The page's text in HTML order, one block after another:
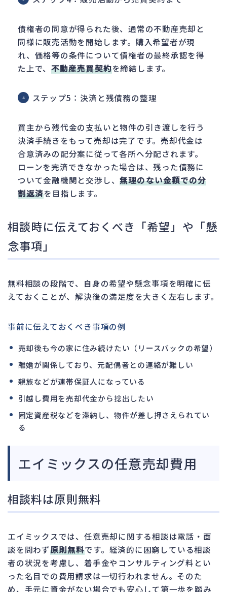
債権者の同意が得られた後、通常の不動産売却と
同様に販売活動を開始します。購入希望者が現
れ、価格等の条件について債権者の最終承認を得
た上で、不動産売買契約を締結します。
ステップ5：決済と残債務の整理
買主から残代金の支払いと物件の引き渡しを行う
決済手続きをもって売却は完了です。売却代金は
合意済みの配分案に従って各所へ分配されます。
ローンを完済できなかった場合は、残った債務に
ついて金融機関と交渉し、無理のない金額での分
割返済を目指します。
相談時に伝えておくべき「希望」や「懸
念事項」
無料相談の段階で、自身の希望や懸念事項を明確に伝
えておくことが、解決後の満足度を大きく左右します。
事前に伝えておくべき事項の例
売却後も今の家に住み続けたい（リースバックの希望）
離婚が関係しており、元配偶者との連絡が難しい
親族などが連帯保証人になっている
引越し費用を売却代金から捻出したい
固定資産税などを滞納し、物件が差し押さえられてい
る
エイミックスの任意売却費用
相談料は原則無料
エイミックスでは、任意売却に関する相談は電話・面
談を問わず原則無料です。経済的に困窮している相談
者の状況を考慮し、着手金やコンサルティング料とい
った名目での費用請求は一切行われません。そのた
め、手元に資金がない場合でも安心して第一歩を踏み